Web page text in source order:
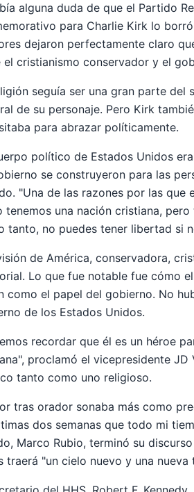
alguna duda de que el Partido
para Charlie Kirk lo
dejaron perfectamente claro
el cristianismo conservador y el
seguía ser una gran parte
de su personaje. Pero Kirk
para abrazar políticamente.
político de Estados Unidos
se construyeron para las
"Una de las razones por las
tenemos una nación cristiana,
tanto, no puedes tener libertad si
de América, conservadora,
Lo que fue notable fue cómo
como el papel del gobierno. No
de los Estados Unidos.
recordar que él es un héroe
proclamó el vicepresidente
tanto como uno religioso.
tras orador sonaba más como
dos semanas que todo mi
Marco Rubio, terminó su
traerá "un cielo nuevo y una